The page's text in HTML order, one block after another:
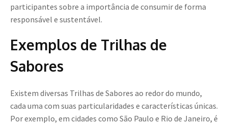
participantes sobre a importância de consumir de forma
responsável e sustentável.
Exemplos de Trilhas de
Sabores
Existem diversas Trilhas de Sabores ao redor do mundo,
cada uma com suas particularidades e características únicas.
Por exemplo, em cidades como São Paulo e Rio de Janeiro, é